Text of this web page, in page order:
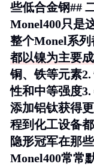
些低合金钢##
Monel400只是
整个Monel系
都以镍为主要
铜、铁等元素2.
性和中等强度3.
添加铝钛获得
程到化工设备
隐形冠军在那
Monel400常常